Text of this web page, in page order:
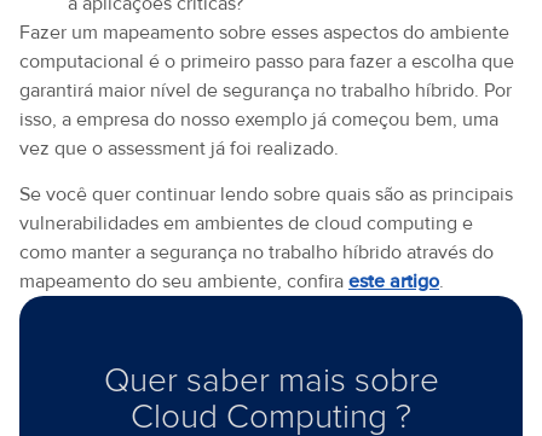
Fazer um mapeamento sobre esses aspectos do ambiente
computacional é o primeiro passo para fazer a escolha que
garantirá maior nível de segurança no trabalho híbrido. Por
isso, a empresa do nosso exemplo já começou bem, uma
vez que o assessment já foi realizado.
Se você quer continuar lendo sobre quais são as principais
vulnerabilidades em ambientes de cloud computing e
como manter a segurança no trabalho híbrido através do
mapeamento do seu ambiente, confira este artigo.
Quer saber mais sobre
Cloud Computing ?